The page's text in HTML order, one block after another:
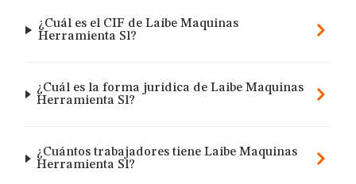
¿Cuál es el CIF de Laibe Maquinas
Herramienta Sl?
¿Cuál es la forma jurídica de Laibe Maquinas
Herramienta Sl?
¿Cuántos trabajadores tiene Laibe Maquinas
Herramienta Sl?